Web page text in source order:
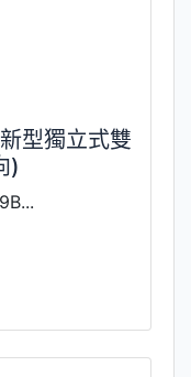
型獨立式雙
)